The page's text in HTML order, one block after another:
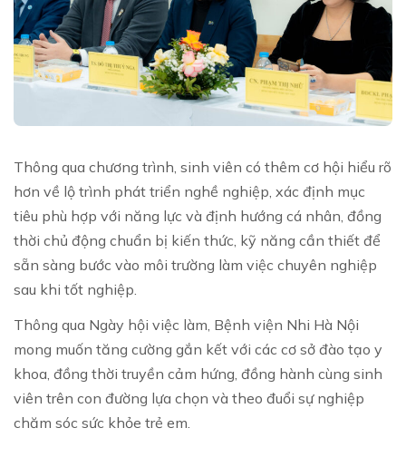
Thông qua chương trình, sinh viên có thêm cơ hội hiểu rõ
hơn về lộ trình phát triển nghề nghiệp, xác định mục
tiêu phù hợp với năng lực và định hướng cá nhân, đồng
thời chủ động chuẩn bị kiến thức, kỹ năng cần thiết để
sẵn sàng bước vào môi trường làm việc chuyên nghiệp
sau khi tốt nghiệp.
Thông qua Ngày hội việc làm, Bệnh viện Nhi Hà Nội
mong muốn tăng cường gắn kết với các cơ sở đào tạo y
khoa, đồng thời truyền cảm hứng, đồng hành cùng sinh
viên trên con đường lựa chọn và theo đuổi sự nghiệp
chăm sóc sức khỏe trẻ em.